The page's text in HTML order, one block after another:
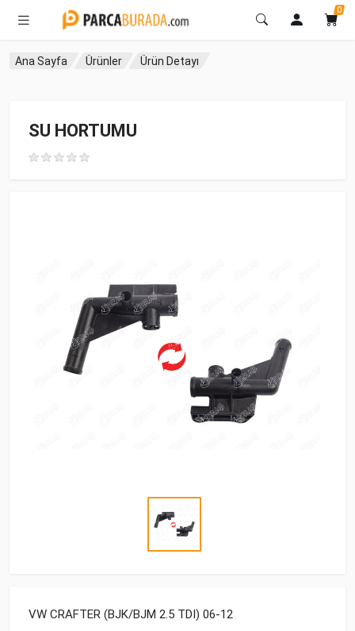
0
Ana Sayfa Ürünler Ürün Detayı
SU HORTUMU
VW CRAFTER (BJK/BJM 2.5 TDI) 06-12